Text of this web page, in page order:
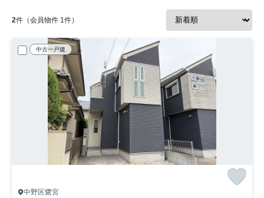
2件（会員物件 1件）
中古一戸建
中野区鷺宮